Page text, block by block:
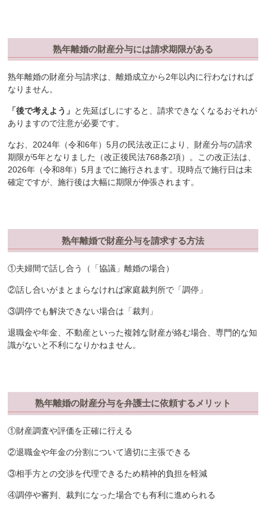
熟年離婚の財産分与には請求期限がある
熟年離婚の財産分与請求は、離婚成立から2年以内に行わなければ
なりません。
「後で考えよう」 と先延ばしにすると、請求できなくなるおそれが
ありますので注意が必要です。
なお、2024年（令和6年）5月の民法改正により、財産分与の請求
期限が5年となりました（改正後民法768条2項）。この改正法は、
2026年（令和8年）5月までに施行されます。現時点で施行日は未
確定ですが、施行後は大幅に期限が伸張されます。
熟年離婚で財産分与を請求する方法
①夫婦間で話し合う（「協議」離婚の場合）
②話し合いがまとまらなければ家庭裁判所で「調停」
③調停でも解決できない場合は「裁判」
退職金や年金、不動産といった複雑な財産が絡む場合、専門的な知
識がないと不利になりかねません。
熟年離婚の財産分与を弁護士に依頼するメリット
①財産調査や評価を正確に行える
②退職金や年金の分割について適切に主張できる
③相手方との交渉を代理できるため精神的負担を軽減
④調停や審判、裁判になった場合でも有利に進められる